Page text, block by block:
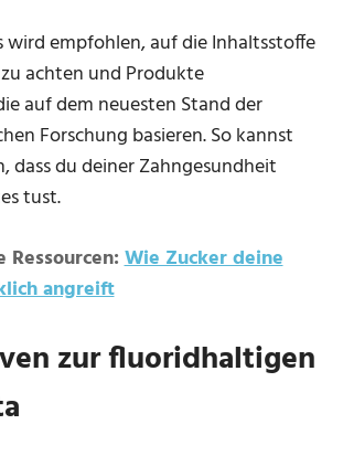
wird empfohlen, auf die Inhaltsstoffe
achten und Produkte
auf dem neuesten Stand der
Forschung basieren. So kannst
dass du deiner Zahngesundheit
tust.
Ressourcen:Wie Zucker deine
angreift
zur fluoridhaltigen